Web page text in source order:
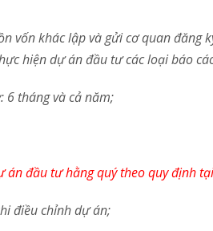
vốn khác lập và gửi cơ quan đăng
hiện dự án đầu tư các loại báo
6 tháng và cả năm;
án đầu tư hằng quý theo quy định
điều chỉnh dự án;